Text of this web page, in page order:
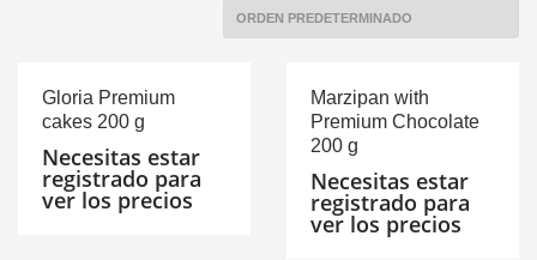
Gloria Premium
cakes 200 g
Necesitas estar
registrado para
ver los precios
Marzipan with
Premium Chocolate
200 g
Necesitas estar
registrado para
ver los precios